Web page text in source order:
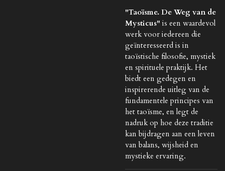
"Taoïsme. De Weg van de
Mysticus" is een waardevol
werk voor iedereen die
geïnteresseerd is in
taoïstische filosofie, mystiek
en spirituele praktijk. Het
biedt een gedegen en
inspirerende uitleg van de
fundamentele principes van
het taoïsme, en legt de
nadruk op hoe deze traditie
kan bijdragen aan een leven
van balans, wijsheid en
mystieke ervaring.